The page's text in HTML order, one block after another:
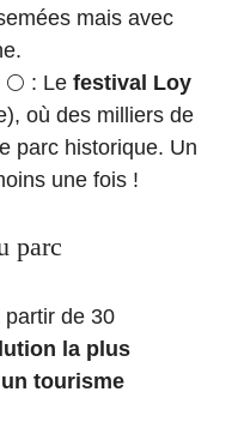
mais avec
: Le festival Loy
où des milliers de
parc historique. Un
une fois !
parc
de 30
la plus
tourisme